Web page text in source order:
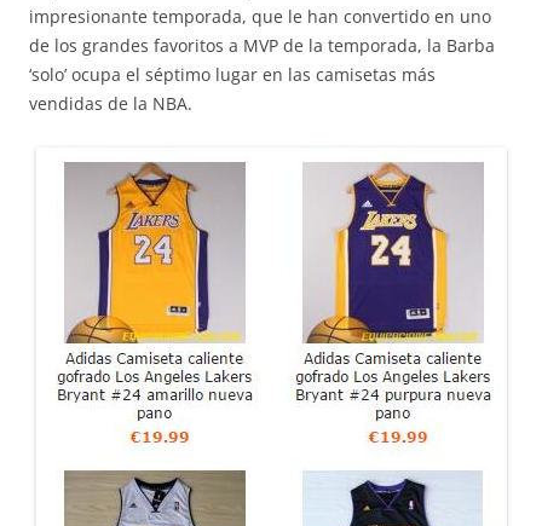
impresionante temporada, que le han convertido en uno
de los grandes favoritos a MVP de la temporada, la Barba
‘solo’ ocupa el séptimo lugar en las camisetas más
vendidas de la NBA.